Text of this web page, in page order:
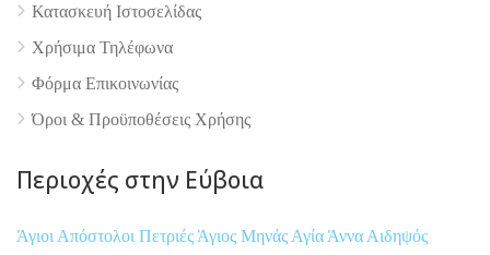
Κατασκευή Ιστοσελίδας
Χρήσιμα Τηλέφωνα
Φόρμα Επικοινωνίας
Όροι & Προϋποθέσεις Xρήσης
Περιοχές στην Εύβοια
Άγιοι Απόστολοι Πετριές Άγιος Μηνάς Αγία Άννα Αιδηψός